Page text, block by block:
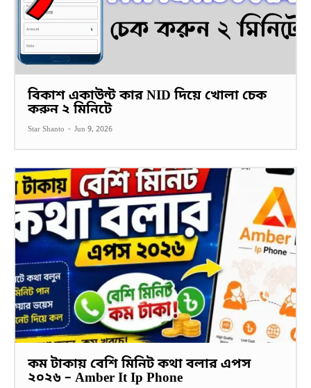
বিকাশ একাউন্ট কার NID দিয়ে খোলা চেক
করুন ২ মিনিটে
Star Shanto - Jun 9, 2026
কম টাকায় বেশি মিনিট কথা বলার এপস
২০২৬ – Amber It Ip Phone